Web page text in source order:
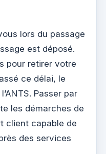
lors du passage
est déposé.
pour retirer votre
ce délai, le
Passer par
les démarches de
client capable de
des services